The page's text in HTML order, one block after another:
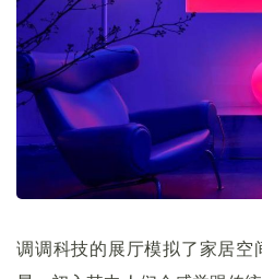
调调科技的展厅模拟了家居空